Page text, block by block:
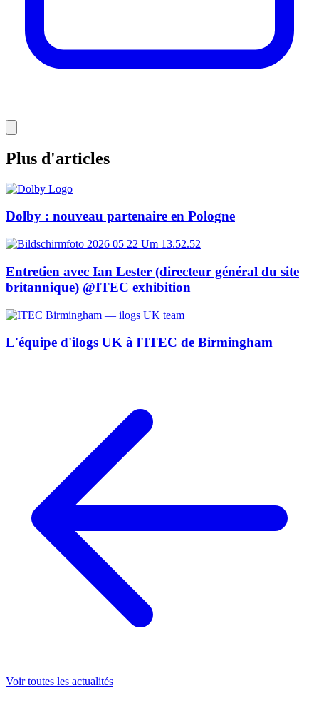
Plus d'articles
Dolby : nouveau partenaire en Pologne
Entretien avec Ian Lester (directeur général du site
britannique) @ITEC exhibition
L'équipe d'ilogs UK à l'ITEC de Birmingham
Voir toutes les actualités